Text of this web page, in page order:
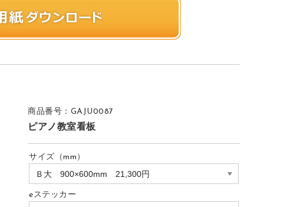
商品番号：GAJU0087
ピアノ教室看板
サイズ（mm）
eステッカー